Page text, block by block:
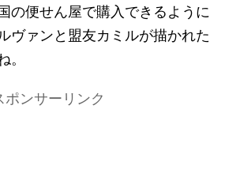
の便せん屋で購入できるように
ヴァンと盟友カミルが描かれた
。
ポンサーリンク